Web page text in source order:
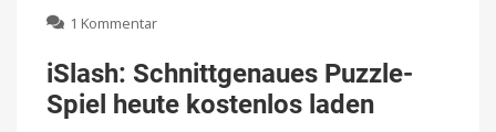
1 Kommentar
Schnittgenaues
Puzzle-
Spiel
iSlash: Schnittgenaues Puzzle-
Spiel heute kostenlos laden